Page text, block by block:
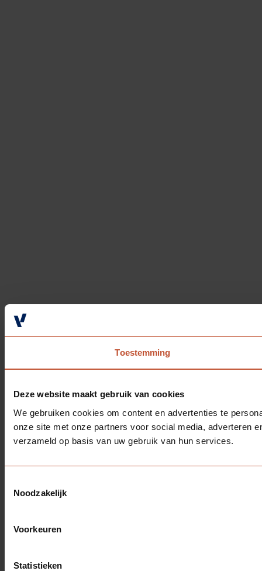
Toestemming
Deze website maakt gebruik van cookies
We gebruiken cookies om content en advertenties te
onze site met onze partners voor social media, adverteren
verzameld op basis van uw gebruik van hun services.
Noodzakelijk
Voorkeuren
Statistieken